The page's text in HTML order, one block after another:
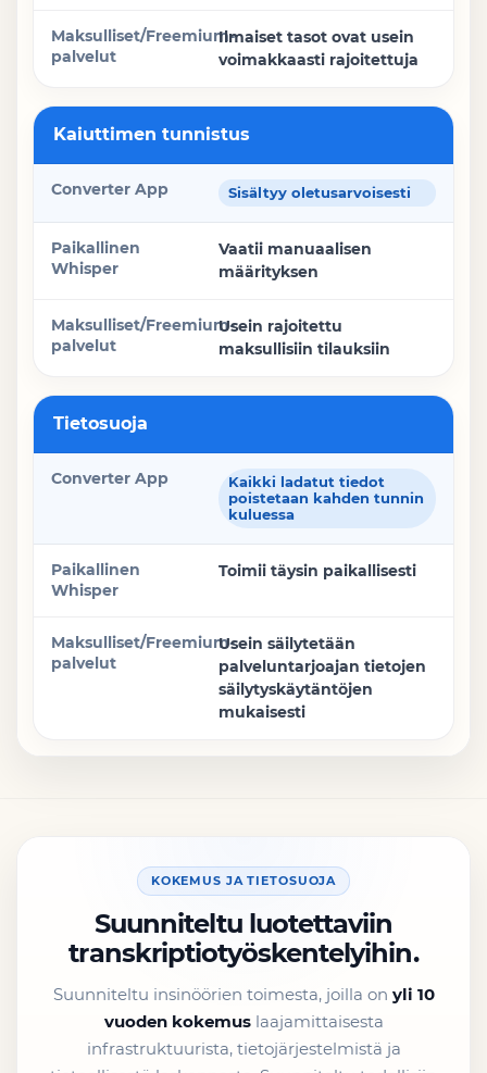
Ilmaiset tasot ovat usein
voimakkaasti rajoitettuja
Kaiuttimen tunnistus
Sisältyy oletusarvoisesti
Vaatii manuaalisen
määrityksen
Usein rajoitettu
maksullisiin tilauksiin
Tietosuoja
Kaikki ladatut tiedot
poistetaan kahden tunnin
kuluessa
Toimii täysin paikallisesti
Usein säilytetään
palveluntarjoajan tietojen
säilytyskäytäntöjen
mukaisesti
KOKEMUS JA TIETOSUOJA
Suunniteltu luotettaviin
transkriptiotyöskentelyihin.
Suunniteltu insinöörien toimesta, joilla on yli 10
vuoden kokemuslaajamittaisesta
infrastruktuurista, tietojärjestelmistä ja